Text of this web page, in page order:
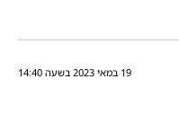
19 במאי 2023 בשעה 14:40